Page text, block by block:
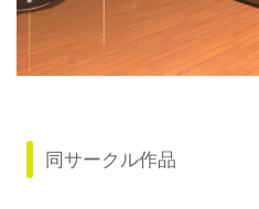
同サークル作品